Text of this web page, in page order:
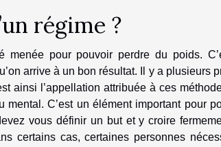
régime ?
menée pour pouvoir perdre du poids.
arrive à un bon résultat. Il y a plusieurs
ainsi l’appellation attribuée à ces
mental. C’est un élément important pour
vous définir un but et y croire
certains cas, certaines personnes